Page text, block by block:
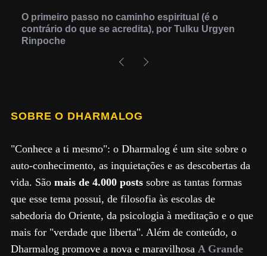
O primeiro passo no caminho espiritual (é o
contrário do que se acredita), por Tulku Urgyen
Rinpoche
SOBRE O DHARMALOG
"Conhece a ti mesmo": o Dharmalog é um site sobre o
auto-conhecimento, as inquietações e as descobertas da
vida. São mais de 4.000 postssobre as tantas formas
que esse tema possui, de filosofia às escolas de
sabedoria do Oriente, da psicologia à meditação e o que
mais for "verdade que liberta". Além de conteúdo, o
Dharmalog promove a nova e maravilhosa A Grande